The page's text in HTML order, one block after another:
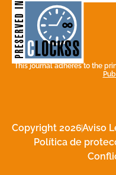
CLOCKSS is a dak archive that
ensures the long-term survival
of web-based scholary
publications, governed by and
for its stakeholders.
This journal adheres to the
Copyright 2026Aviso
Política de